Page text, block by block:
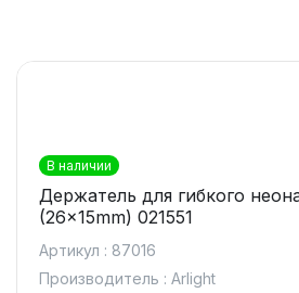
В наличии
Держатель для гибкого
(26x15mm) 021551
Артикул : 87016
Производитель : Arlight